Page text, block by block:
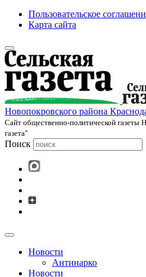
Пользовательское
Карта сайта
Новопокровского района
Cайт общественно-политической газеты
газета"
Поиск
Новости
Антинарко
Новости